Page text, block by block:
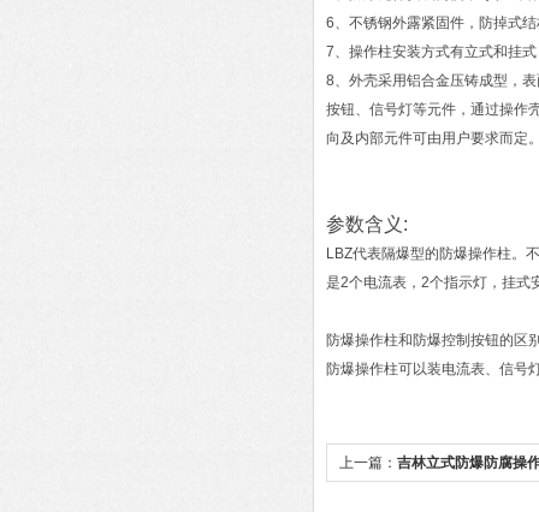
6、不锈钢外露紧固件，防掉式
7、操作柱安装方式有立式和挂式
8、外壳采用铝合金压铸成型，
按钮、信号灯等元件，通过操作
向及内部元件可由用户要求而定
参数含义:
LBZ代表隔爆型的防爆操作柱。
是2个电流表，2个指示灯，挂式
防爆操作柱和防爆控制按钮的区
防爆操作柱可以装电流表、信号
上一篇： 吉林立式防爆防腐操